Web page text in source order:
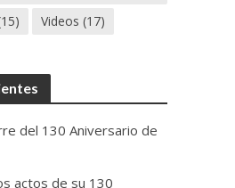
Videos (17)
del 130 Aniversario de
actos de su 130